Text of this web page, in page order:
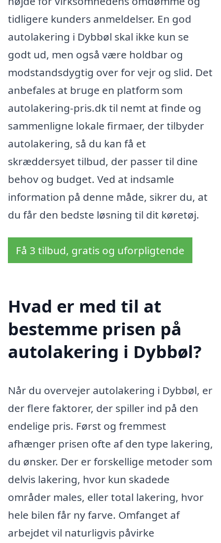
tidligere kunders anmeldelser. En god
autolakering i Dybbøl skal ikke kun se
godt ud, men også være holdbar og
modstandsdygtig over for vejr og slid. Det
anbefales at bruge en platform som
autolakering-pris.dk til nemt at finde og
sammenligne lokale firmaer, der tilbyder
autolakering, så du kan få et
skræddersyet tilbud, der passer til dine
behov og budget. Ved at indsamle
information på denne måde, sikrer du, at
du får den bedste løsning til dit køretøj.
Få 3 tilbud, gratis og uforpligtende
Hvad er med til at
bestemme prisen på
autolakering i Dybbøl?
Når du overvejer autolakering i Dybbøl, er
der flere faktorer, der spiller ind på den
endelige pris. Først og fremmest
afhænger prisen ofte af den type lakering,
du ønsker. Der er forskellige metoder som
delvis lakering, hvor kun skadede
områder males, eller total lakering, hvor
hele bilen får ny farve. Omfanget af
arbejdet vil naturligvis påvirke